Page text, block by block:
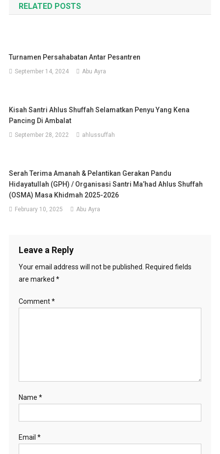
RELATED POSTS
Turnamen Persahabatan Antar Pesantren
September 14, 2024 Abu Ayra
Kisah Santri Ahlus Shuffah Selamatkan Penyu Yang Kena
Pancing Di Ambalat
September 28, 2022 ahlussuffah
Serah Terima Amanah & Pelantikan Gerakan Pandu
Hidayatullah (GPH) / Organisasi Santri Ma’had Ahlus Shuffah
(OSMA) Masa Khidmah 2025-2026
February 10, 2025 Abu Ayra
Leave a Reply
Your email address will not be published.
Required fields
are marked *
Comment*
Name *
Email *